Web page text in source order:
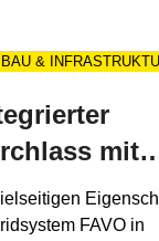
BAU &
mit
FAVO in